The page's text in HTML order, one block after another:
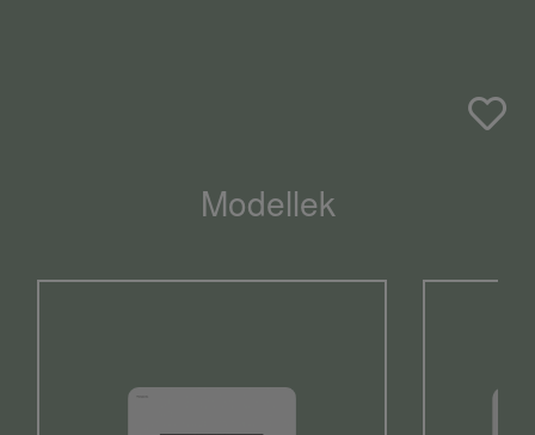
Modellek